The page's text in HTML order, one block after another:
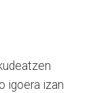
igoera izan